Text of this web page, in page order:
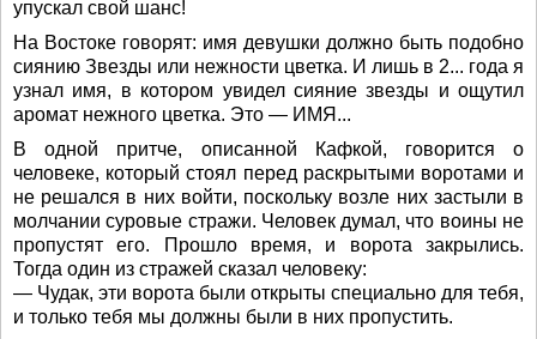
упускал свой шанс!
На Востоке говорят: имя девушки должно быть подобно
сиянию Звезды или нежности цветка. И лишь в 2... года я
узнал имя, в котором увидел сияние звезды и ощутил
аромат нежного цветка. Это — ИМЯ...
В одной притче, описанной Кафкой, говорится о
человеке, который стоял перед раскрытыми воротами и
не решался в них войти, поскольку возле них застыли в
молчании суровые стражи. Человек думал, что воины не
пропустят его. Прошло время, и ворота закрылись.
Тогда один из стражей сказал человеку:
— Чудак, эти ворота были открыты специально для тебя,
и только тебя мы должны были в них пропустить.